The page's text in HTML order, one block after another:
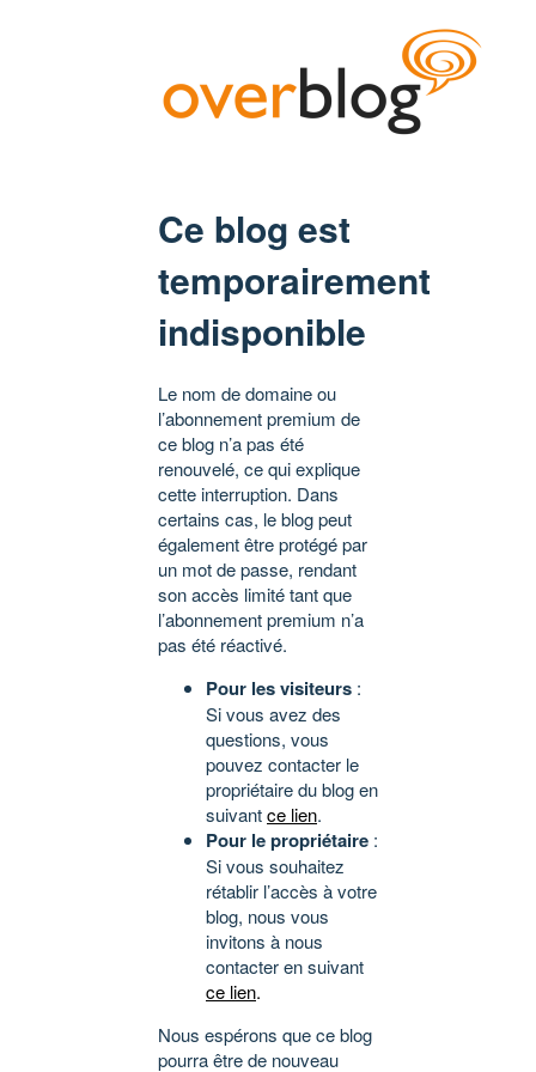
Ce blog est
temporairement
indisponible
Le nom de domaine ou
l’abonnement premium de
ce blog n’a pas été
renouvelé, ce qui explique
cette interruption. Dans
certains cas, le blog peut
également être protégé par
un mot de passe, rendant
son accès limité tant que
l’abonnement premium n’a
pas été réactivé.
Pour les visiteurs :
Si vous avez des
questions, vous
pouvez contacter le
propriétaire du blog en
suivantce lien.
Pour le propriétaire :
Si vous souhaitez
rétablir l’accès à votre
blog, nous vous
invitons à nous
contacter en suivant
ce lien.
Nous espérons que ce blog
pourra être de nouveau